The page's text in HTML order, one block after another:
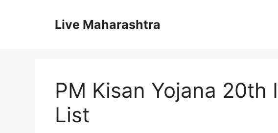
Live Maharashtra
PM Kisan Yojana 20th
List